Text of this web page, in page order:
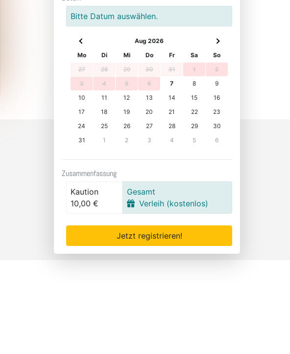
Bitte Datum auswählen.
Aug 2026
Mo
Di Mi Do Fr Sa
So
27
28 29 30 31 1
2
3
4 5 6 7 8
9
10
11 12 13 14 15
16
17
18 19 20 21 22
23
24
25 26 27 28 29
30
31
1 2 3 4 5 6
Zusammenfassung
Kaution
10,00 €
Gesamt
Verleih (kostenlos)
Jetzt registrieren!